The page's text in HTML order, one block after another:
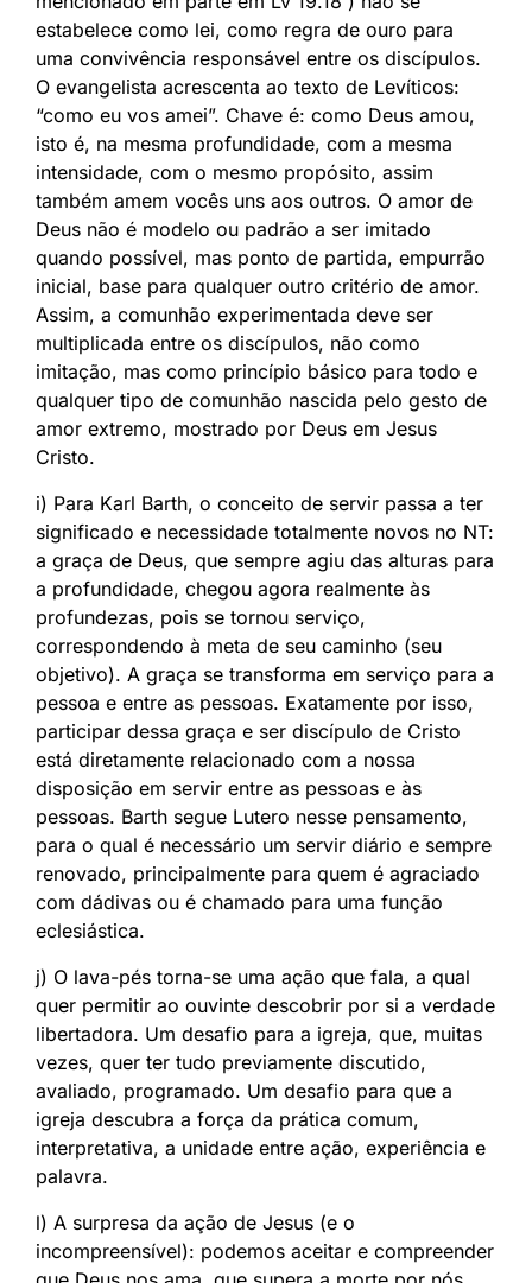
estabelece como lei, como regra de ouro para
uma convivência responsável entre os discípulos.
O evangelista acrescenta ao texto de Levíticos:
“como eu vos amei”. Chave é: como Deus amou,
isto é, na mesma profundidade, com a mesma
intensidade, com o mesmo propósito, assim
também amem vocês uns aos outros. O amor de
Deus não é modelo ou padrão a ser imitado
quando possível, mas ponto de partida, empurrão
inicial, base para qualquer outro critério de amor.
Assim, a comunhão experimentada deve ser
multiplicada entre os discípulos, não como
imitação, mas como princípio básico para todo e
qualquer tipo de comunhão nascida pelo gesto de
amor extremo, mostrado por Deus em Jesus
Cristo.
i) Para Karl Barth, o conceito de servir passa a ter
significado e necessidade totalmente novos no NT:
a graça de Deus, que sempre agiu das alturas para
a profundidade, chegou agora realmente às
profundezas, pois se tornou serviço,
correspondendo à meta de seu caminho (seu
objetivo). A graça se transforma em serviço para a
pessoa e entre as pessoas. Exatamente por isso,
participar dessa graça e ser discípulo de Cristo
está diretamente relacionado com a nossa
disposição em servir entre as pessoas e às
pessoas. Barth segue Lutero nesse pensamento,
para o qual é necessário um servir diário e sempre
renovado, principalmente para quem é agraciado
com dádivas ou é chamado para uma função
eclesiástica.
j) O lava-pés torna-se uma ação que fala, a qual
quer permitir ao ouvinte descobrir por si a verdade
libertadora. Um desafio para a igreja, que, muitas
vezes, quer ter tudo previamente discutido,
avaliado, programado. Um desafio para que a
igreja descubra a força da prática comum,
interpretativa, a unidade entre ação, experiência e
palavra.
l) A surpresa da ação de Jesus (e o
incompreensível): podemos aceitar e compreender